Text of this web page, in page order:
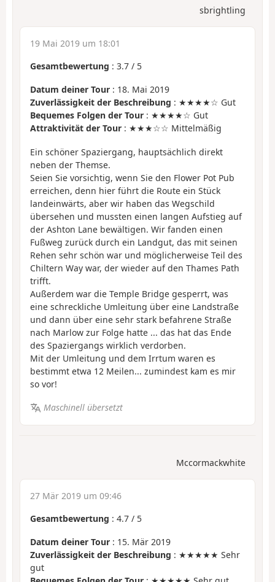
sbrightling
19 Mai 2019 um 18:01
Gesamtbewertung : 3.7 / 5
Datum deiner Tour : 18. Mai 2019
Zuverlässigkeit der Beschreibung : ★★★★☆ Gut
Bequemes Folgen der Tour : ★★★★☆ Gut
Attraktivität der Tour : ★★★☆☆ Mittelmäßig
Ein schöner Spaziergang, hauptsächlich direkt
neben der Themse.
Seien Sie vorsichtig, wenn Sie den Flower Pot Pub
erreichen, denn hier führt die Route ein Stück
landeinwärts, aber wir haben das Wegschild
übersehen und mussten einen langen Aufstieg auf
der Ashton Lane bewältigen. Wir fanden einen
Fußweg zurück durch ein Landgut, das mit seinen
Rehen sehr schön war und möglicherweise Teil des
Chiltern Way war, der wieder auf den Thames Path
trifft.
Außerdem war die Temple Bridge gesperrt, was
eine schreckliche Umleitung über eine Landstraße
und dann über eine sehr stark befahrene Straße
nach Marlow zur Folge hatte ... das hat das Ende
des Spaziergangs wirklich verdorben.
Mit der Umleitung und dem Irrtum waren es
bestimmt etwa 12 Meilen... zumindest kam es mir
so vor!
Maschinell übersetzt
Mccormackwhite
27 Mär 2019 um 09:46
Gesamtbewertung : 4.7 / 5
Datum deiner Tour : 15. Mär 2019
Zuverlässigkeit der Beschreibung : ★★★★★ Sehr
gut